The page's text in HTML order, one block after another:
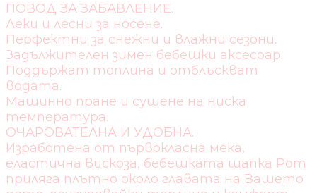
ПОВОД ЗА ЗАБАВЛЕНИЕ.
Леки и лесни за носене.
Перфектни за снежни и влажни сезони.
Задължителен зимен бебешки аксесоар.
Поддържат топлина и отблъскват
водата.
Машинно пране и сушене на ниска
температура.
ОЧАРОВАТЕЛНА И УДОБНА.
Изработена от първокласна мека,
еластична вискоза, бебешката шапка Pom
приляга плътно около главата на Вашето